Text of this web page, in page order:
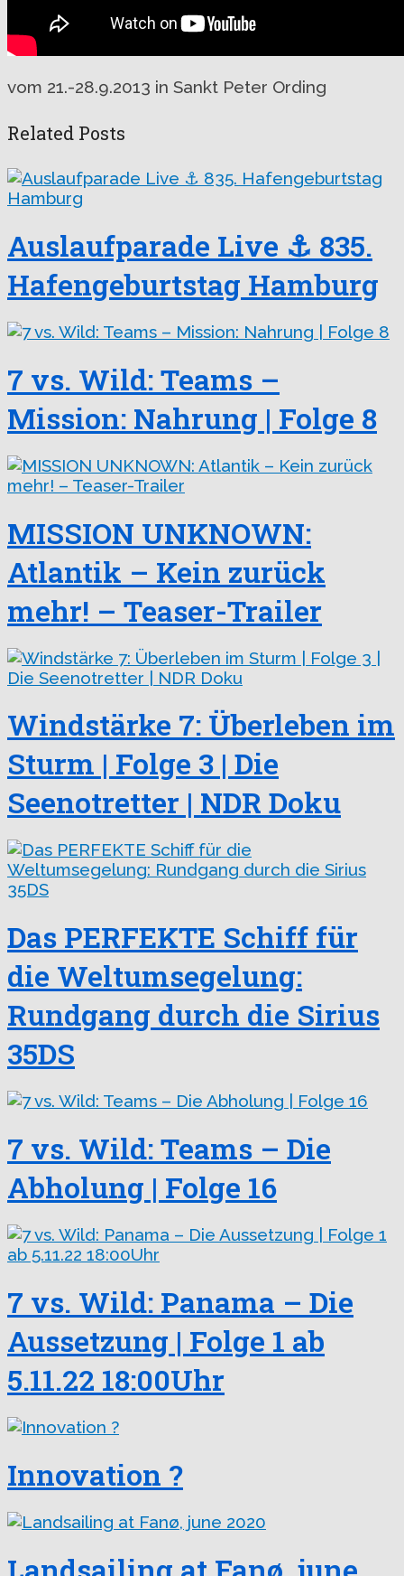
vom 21.-28.9.2013 in Sankt Peter Ording
Related Posts
Auslaufparade Live ⚓️ 835.
Hafengeburtstag Hamburg
7 vs. Wild: Teams –
Mission: Nahrung | Folge 8
MISSION UNKNOWN:
Atlantik – Kein zurück
mehr! – Teaser-Trailer
Windstärke 7: Überleben im
Sturm | Folge 3 | Die
Seenotretter | NDR Doku
Das PERFEKTE Schiff für
die Weltumsegelung:
Rundgang durch die Sirius
35DS
7 vs. Wild: Teams – Die
Abholung | Folge 16
7 vs. Wild: Panama – Die
Aussetzung | Folge 1 ab
5.11.22 18:00Uhr
Innovation ?